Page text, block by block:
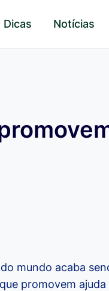
Dicas Notícias
mundo acaba
promovem ajuda